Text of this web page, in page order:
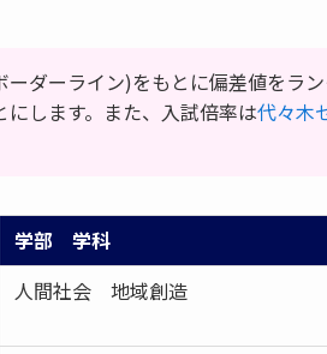
ーダーライン)をもとに偏差値をラ
します。また、入試倍率は代々木
学部 学科
人間社会 地域創造